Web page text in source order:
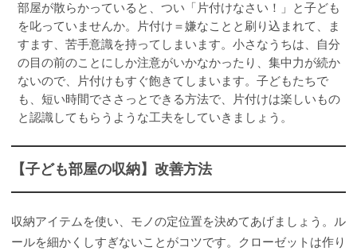
部屋が散らかっていると、つい「片付けなさい！」と子ども
を叱っていませんか。片付け＝嫌なことと刷り込まれて、ま
すます、苦手意識を持ってしまいます。小さなうちは、自分
の目の前のことにしか注意がいかなかったり、集中力が続か
ないので、片付けもすぐ飽きてしまいます。子どもたちで
も、短い時間でささっとできる方法で、片付けは楽しいもの
と認識してもらうような工夫をしていきましょう。
【子ども部屋の収納】改善方法
収納アイテムを使い、モノの定位置を決めてあげましょう。ル
ールを細かくしすぎないことがコツです。クローゼットは作り